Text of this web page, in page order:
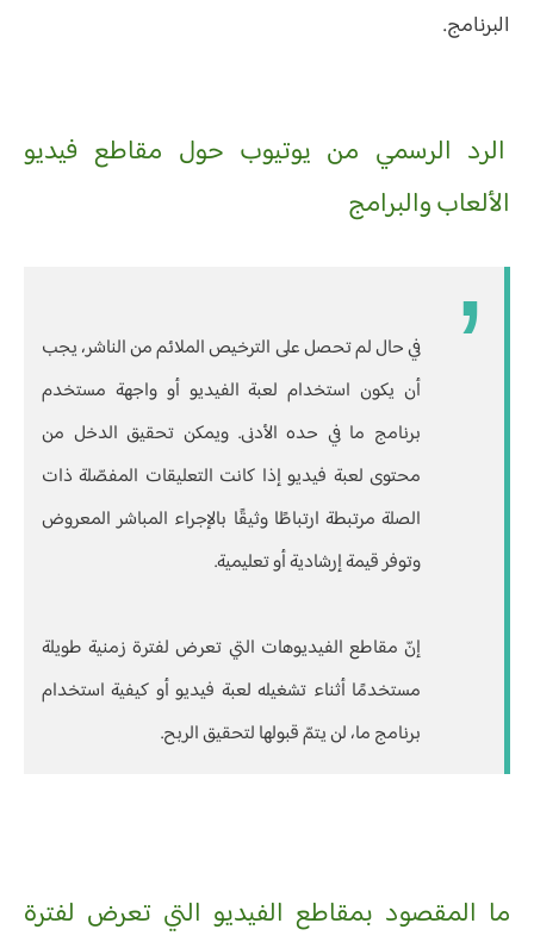
البرنامج.
الرد الرسمي من يوتيوب حول مقاطع فيديو
الألعاب والبرامج
في حال لم تحصل على الترخيص الملائم من الناشر، يجب
أن يكون استخدام لعبة الفيديو أو واجهة مستخدم
برنامج ما في حده الأدنى. ويمكن تحقيق الدخل من
محتوى لعبة فيديو إذا كانت التعليقات المفصّلة ذات
الصلة مرتبطة ارتباطًا وثيقًا بالإجراء المباشر المعروض
وتوفر قيمة إرشادية أو تعليمية.
إنّ مقاطع الفيديوهات التي تعرض لفترة زمنية طويلة
مستخدمًا أثناء تشغيله لعبة فيديو أو كيفية استخدام
برنامج ما، لن يتمّ قبولها لتحقيق الربح.
ما المقصود بمقاطع الفيديو التي تعرض لفترة